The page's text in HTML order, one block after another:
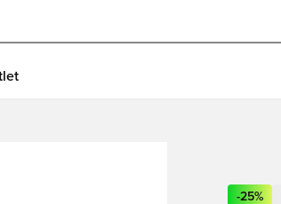
-25%